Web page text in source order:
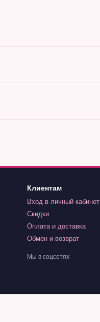
Клиентам
Вход в личный кабинет
Скидки
Оплата и доставка
Обмен и возврат
Мы в соцсетях